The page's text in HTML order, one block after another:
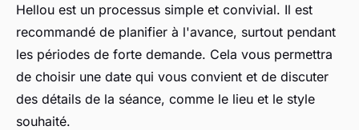
Hellou est un processus simple et convivial. Il est
recommandé de planifier à l'avance, surtout pendant
les périodes de forte demande. Cela vous permettra
de choisir une date qui vous convient et de discuter
des détails de la séance, comme le lieu et le style
souhaité.